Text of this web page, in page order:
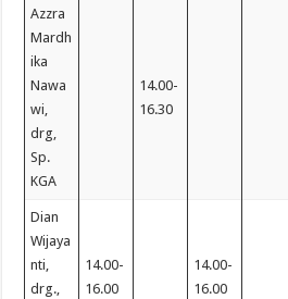
Azzra
Mardh
ika
Nawa
wi,
drg,
Sp.
KGA
14.00-
16.30
Dian
Wijaya
nti,
drg.,
14.00-
16.00
14.00-
16.00